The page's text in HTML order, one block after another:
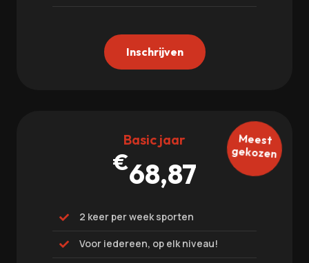
Inschrijven
Meest
gekozen
Basic jaar
€68,87
 2 keer per week sporten
 Voor iedereen, op elk niveau!